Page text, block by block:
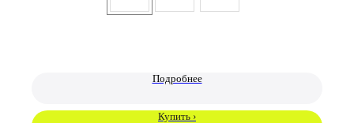
Подробнее
Купить ›